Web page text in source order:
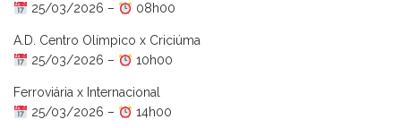
25/03/2026 –
08h00
A.D. Centro Olímpico x Criciúma
25/03/2026 –
10h00
Ferroviária x Internacional
25/03/2026 –
14h00